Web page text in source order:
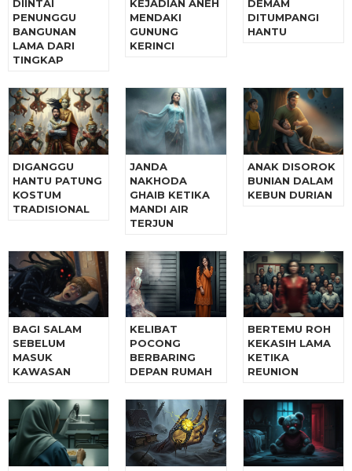
DIINTAI
PENUNGGU
BANGUNAN
LAMA DARI
TINGKAP
KEJADIAN ANEH
MENDAKI
GUNUNG
KERINCI
DEMAM
DITUMPANGI
HANTU
DIGANGGU
HANTU PATUNG
KOSTUM
TRADISIONAL
JANDA
NAKHODA
GHAIB KETIKA
MANDI AIR
TERJUN
ANAK DISOROK
BUNIAN DALAM
KEBUN DURIAN
BAGI SALAM
SEBELUM
MASUK
KAWASAN
KELIBAT
POCONG
BERBARING
DEPAN RUMAH
BERTEMU ROH
KEKASIH LAMA
KETIKA
REUNION